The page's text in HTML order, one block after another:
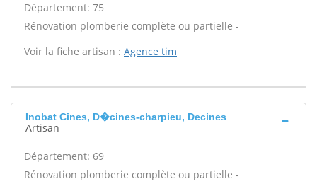
Département: 75
Rénovation plomberie complète ou partielle -
Voir la fiche artisan : Agence tim
Inobat Cines, D�cines-charpieu, Decines
Artisan
Département: 69
Rénovation plomberie complète ou partielle -